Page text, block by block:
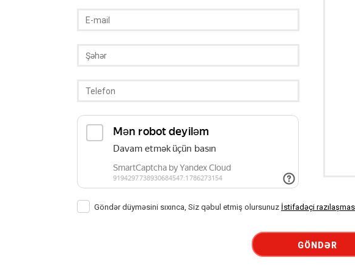
Göndər düyməsini sıxınca, Siz qəbul etmiş olursunuz İstifadəçi
GÖNDƏR